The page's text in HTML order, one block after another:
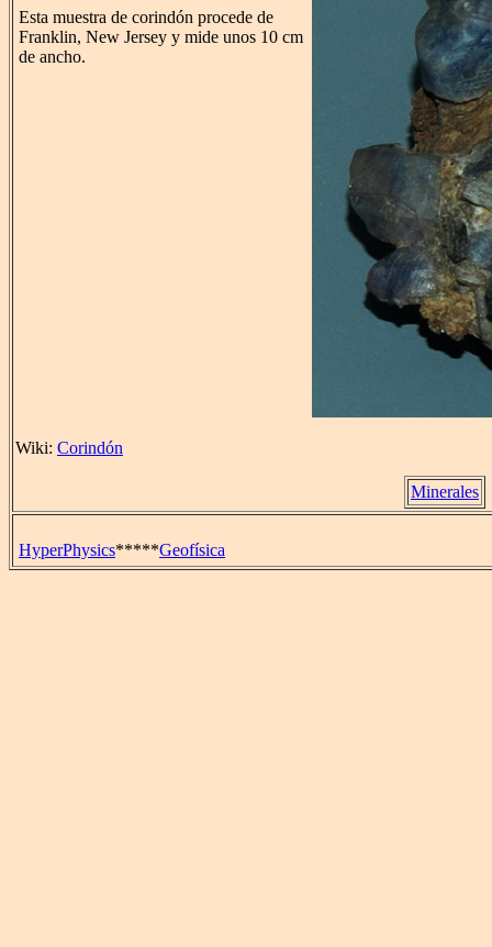
Esta muestra de corindón procede de
Franklin, New Jersey y mide unos 10 cm
de ancho.
Wiki: Corindón
Minerales
HyperPhysics*****Geofísica